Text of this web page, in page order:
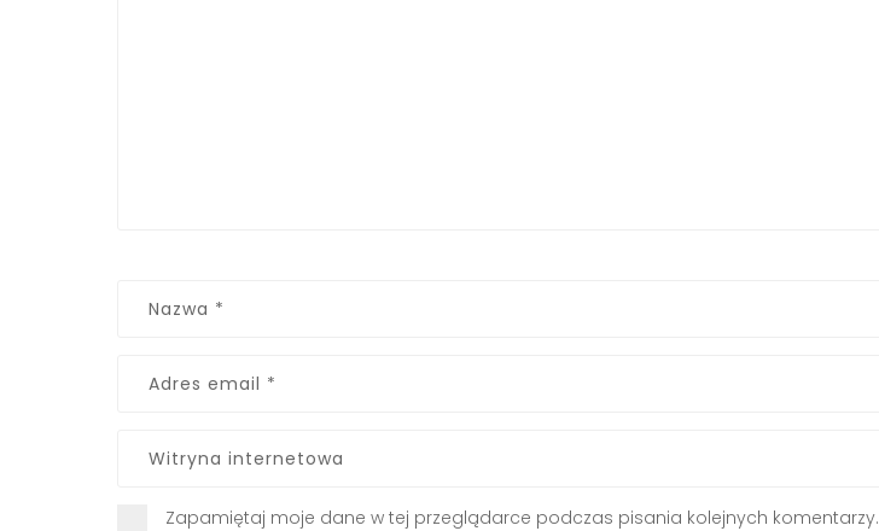
Zapamiętaj moje dane w tej przeglądarce podczas pisania kolejnych komentarzy.